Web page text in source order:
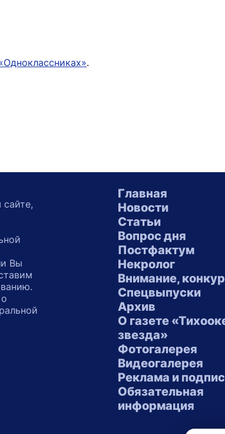
.
Главная
Новости
Статьи
Вопрос дня
Постфактум
Некролог
Внимание,
Спецвыпуски
Архив
О газете
звезда»
Фотогалерея
Видеогалерея
Реклама и
Обязательная
информация
Вы